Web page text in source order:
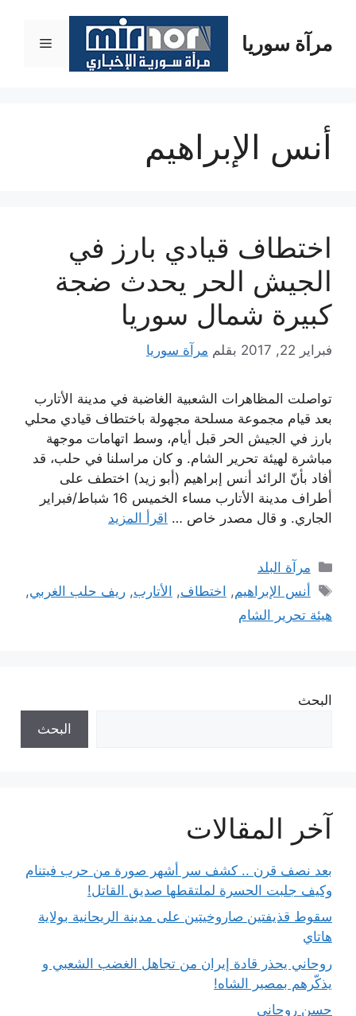
المحتوىمرآة سوريا القائمة
أنس الإبراهيم
اختطاف قيادي بارز في
الجيش الحر يحدث ضجة
كبيرة شمال سوريا
فبراير 22, 2017 بقلم مرآة سوريا
تواصلت المظاهرات الشعبية الغاضبة في مدينة الأتارب
بعد قيام مجموعة مسلحة مجهولة باختطاف قيادي محلي
بارز في الجيش الحر قبل أيام، وسط اتهامات موجهة
مباشرة لهيئة تحرير الشام. و كان مراسلنا في حلب، قد
أفاد بأنّ الرائد أنس إبراهيم (أبو زيد) اختطف على
أطراف مدينة الأتارب مساء الخميس 16 شباط/فبراير
الجاري. و قال مصدر خاص … اقرأ المزيد
التصنيفات
مرآة البلد
الوسوم
أنس الإبراهيم, اختطاف, الأتارب,ريف حلب الغربي,
هيئة تحرير الشام
البحث
البحث
آخر المقالات
بعد نصف قرن .. كشف سر أشهر صورة من حرب فيتنام
وكيف جلبت الحسرة لملتقطها صديق القاتل!
سقوط قذيفتين صاروخيتين على مدينة الريحانية بولاية
هاتاي
روحاني يحذر قادة إيران من تجاهل الغضب الشعبي و
يذكّرهم بمصير الشاه!
حسن روحاني